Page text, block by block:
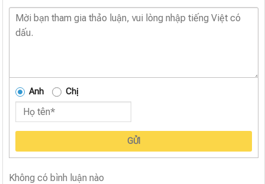
Anh Chị
GỬI
Không có bình luận nào